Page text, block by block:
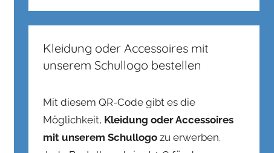
Kleidung oder Accessoires mit
unserem Schullogo bestellen
Mit diesem QR-Code gibt es die
Möglichkeit, Kleidung oder Accessoires
mit unserem Schullogozu erwerben.